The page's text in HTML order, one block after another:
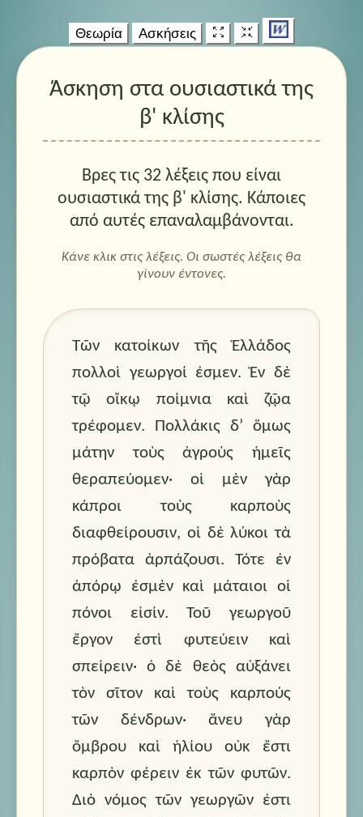
Θεωρία Ασκήσεις
Άσκηση στα ουσιαστικά της
β' κλίσης
Βρες τις 32 λέξεις που είναι
ουσιαστικά της β' κλίσης. Κάποιες
από αυτές επαναλαμβάνονται.
Κάνε κλικ στις λέξεις. Οι σωστές λέξεις θα
γίνουν έντονες.
Τῶν κατοίκων
τῆς Ἑλλάδος
πολλοὶ γεωργοί ἐσμεν. Ἐν δὲ
τῷ οἴκῳ
ποίμνια καὶ
ζῷα
τρέφομεν.
Πολλάκις δ’ ὅμως
μάτην
τοὺς ἀγροὺς
ἡμεῖς
θεραπεύομεν·
οἱ μὲν γὰρ
κάπροι
τοὺς καρποὺς
διαφθείρουσιν, οἱ δὲ λύκοι τὰ
πρόβατα
ἁρπάζουσι. Τότε
ἐν
ἀπόρῳ
ἐσμὲν καὶ μάταιοι οἱ
πόνοι
εἰσίν.
Τοῦ γεωργοῦ
ἔργον
ἐστὶ φυτεύειν
καὶ
σπείρειν·
ὁ δὲ θεὸς αὐξάνει
τὸν σῖτον
καὶ
τοὺς καρπούς
τῶν δένδρων·ἄνευ γὰρ
ὄμβρου
καὶ ἡλίου
οὐκ ἔστι
καρπὸν φέρειν ἐκ τῶν φυτῶν.
Διὸ νόμος τῶν γεωργῶν ἐστι